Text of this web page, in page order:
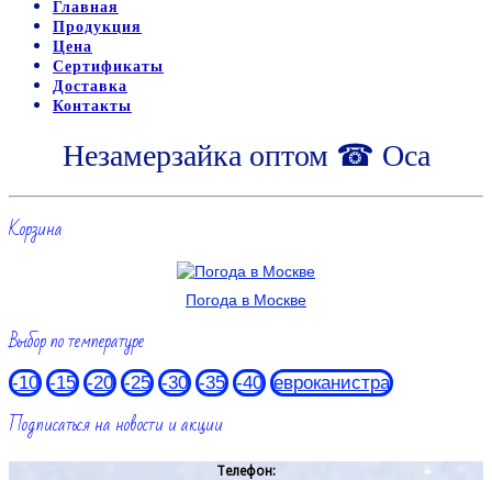
Главная
Продукция
Цена
Сертификаты
Доставка
Контакты
Незамерзайка оптом ☎ Оса
Корзина
Погода в Москве
Выбор по температуре
-10 -15 -20 -25 -30 -35 -40 евроканистра
Подписаться на новости и акции
Телефон: